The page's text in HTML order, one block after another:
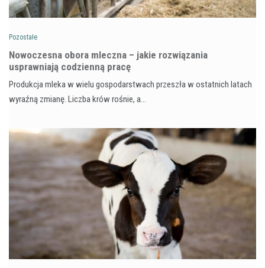
Pozostałe
Nowoczesna obora mleczna – jakie rozwiązania
usprawniają codzienną pracę
Produkcja mleka w wielu gospodarstwach przeszła w ostatnich latach
wyraźną zmianę. Liczba krów rośnie, a…